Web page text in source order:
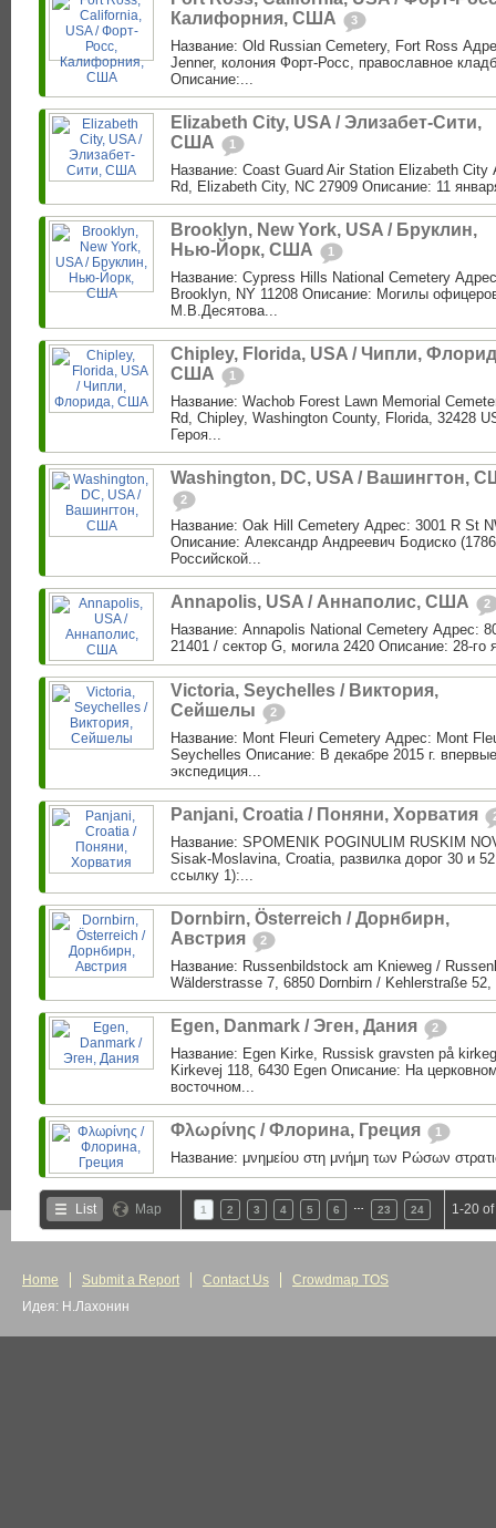
Калифорния, США
3
Название: Old Russian Cemetery, Fort Ross
Jenner, колония Форт-Росс, православное
Описание:...
Elizabeth City, USA / Элизабет-Сити,
США
1
Название: Coast Guard Air Station Elizabeth
Rd, Elizabeth City, NC 27909 Описание: 11
Brooklyn, New York, USA / Бруклин,
Нью-Йорк, США
1
Название: Cypress Hills National Cemetery
Brooklyn, NY 11208 Описание: Могилы
М.В.Десятова...
Chipley, Florida, USA / Чипли,
США
1
Название: Wachob Forest Lawn Memorial
Rd, Chipley, Washington County, Florida, 32428
Героя...
Washington, DC, USA / Вашингтон,
2
Название: Oak Hill Cemetery Адрес: 3001 R St
Описание: Александр Андреевич Бодиско
Российской...
Annapolis, USA / Аннаполис, США 2
Название: Annapolis National Cemetery Адрес:
21401 / сектор G, могила 2420 Описание: 28-
Victoria, Seychelles / Виктория,
Сейшелы
2
Название: Mont Fleuri Cemetery Адрес: Mont
Seychelles Описание: В декабре 2015 г.
экспедиция...
Panjani, Croatia / Поняни, Хорватия
Название: SPOMENIK POGINULIM RUSKIM
Sisak-Moslavina, Croatia, развилка дорог 30 и
ссылку 1):...
Dornbirn, Österreich / Дорнбирн,
Австрия
2
Название: Russenbildstock am Knieweg /
Wälderstrasse 7, 6850 Dornbirn / Kehlerstraße
Egen, Danmark / Эген, Дания 2
Название: Egen Kirke, Russisk gravsten på
Kirkevej 118, 6430 Egen Описание: На
восточном...
Φλωρίνης / Флорина, Греция 1
Название: μνημείου στη μνήμη των Ρώσων
List Map 1 2 3 4 5 6 23 24 1-20
Home Submit a Report Contact Us
Crowdmap TOS
Идея: Н.Лахонин